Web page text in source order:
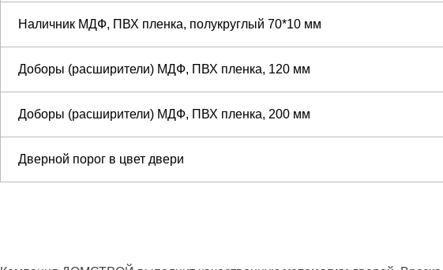
Наличник МДФ, ПВХ пленка, полукруглый 70*10 мм
Доборы (расширители) МДФ, ПВХ пленка, 120 мм
Доборы (расширители) МДФ, ПВХ пленка, 200 мм
Дверной порог в цвет двери